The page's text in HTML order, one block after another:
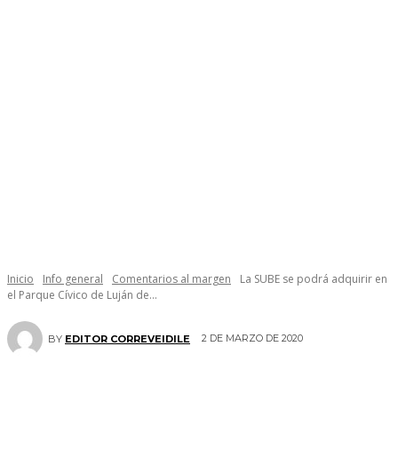
Inicio Info general Comentarios al margen
La SUBE se podrá adquirir en
el Parque Cívico de Luján de...
BY EDITOR CORREVEIDILE 2 DE MARZO DE 2020